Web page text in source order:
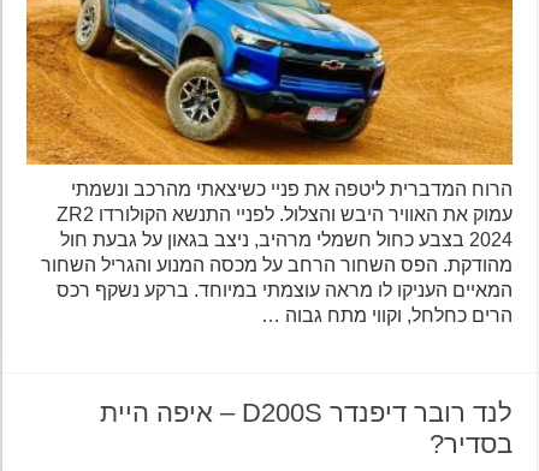
הרוח המדברית ליטפה את פניי כשיצאתי מהרכב ונשמתי
עמוק את האוויר היבש והצלול. לפניי התנשא הקולורדו ZR2
2024 בצבע כחול חשמלי מרהיב, ניצב בגאון על גבעת חול
מהודקת. הפס השחור הרחב על מכסה המנוע והגריל השחור
המאיים העניקו לו מראה עוצמתי במיוחד. ברקע נשקף רכס
הרים כחלחל, וקווי מתח גבוה …
לנד רובר דיפנדר D200S – איפה היית
בסדיר?